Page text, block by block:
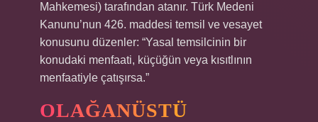
Mahkemesi) tarafından atanır. Türk Medeni
Kanunu’nun 426. maddesi temsil ve vesayet
konusunu düzenler: “Yasal temsilcinin bir
konudaki menfaati, küçüğün veya kısıtlının
menfaatiyle çatışırsa.”
OLAĞANÜSTÜ